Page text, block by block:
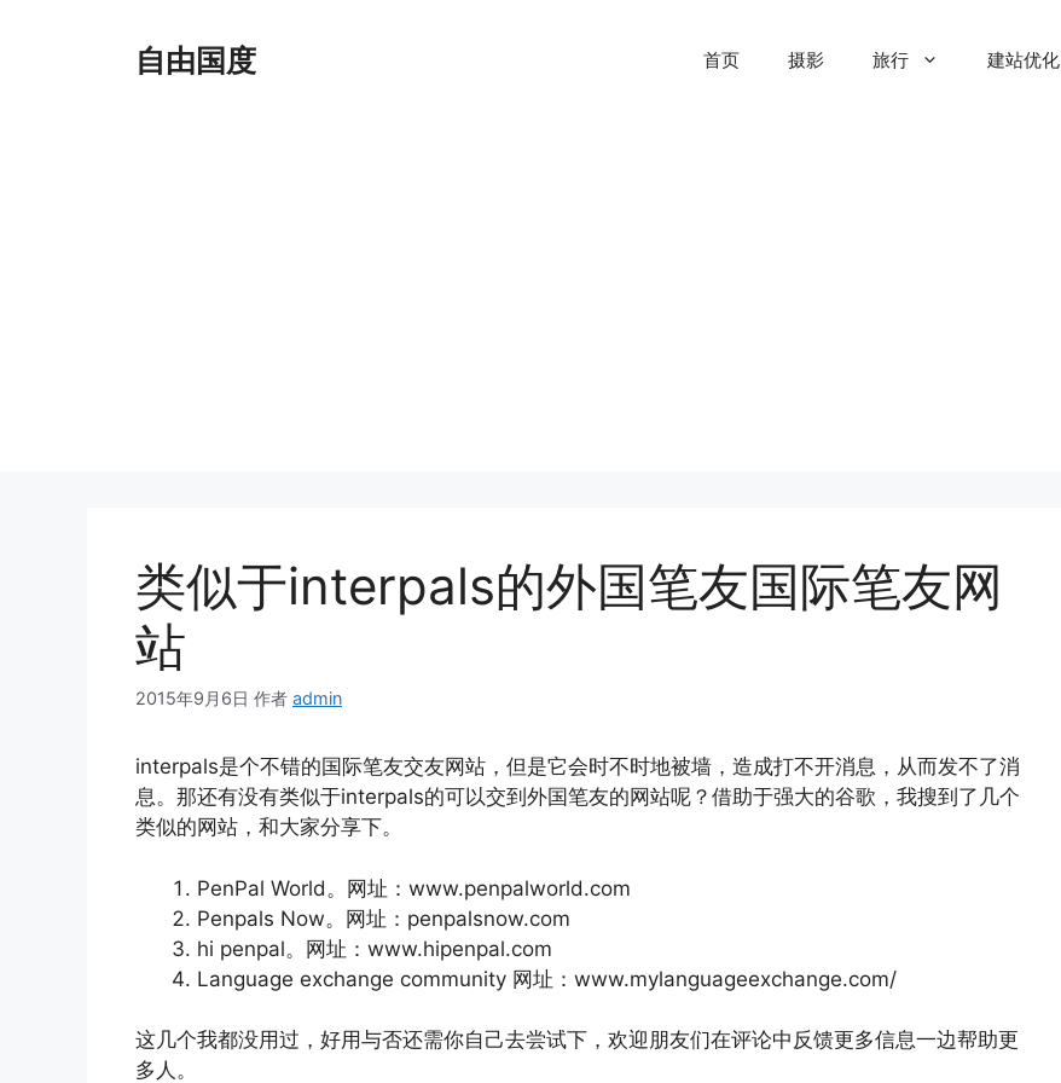
自由国度 首页 摄影 旅行 建站优化
类似于interpals的外国笔友国际笔友网
站
2015年9月6日 作者 admin
interpals是个不错的国际笔友交友网站，但是它会时不时地被墙，造成打不开消息，从而发不了消
息。那还有没有类似于interpals的可以交到外国笔友的网站呢？借助于强大的谷歌，我搜到了几个
类似的网站，和大家分享下。
PenPal World。网址：www.penpalworld.com
Penpals Now。网址：penpalsnow.com
hi penpal。网址：www.hipenpal.com
Language exchange community 网址：www.mylanguageexchange.com/
这几个我都没用过，好用与否还需你自己去尝试下，欢迎朋友们在评论中反馈更多信息一边帮助更
多人。